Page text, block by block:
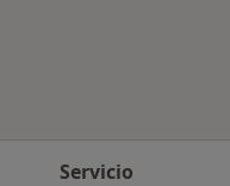
Servicio